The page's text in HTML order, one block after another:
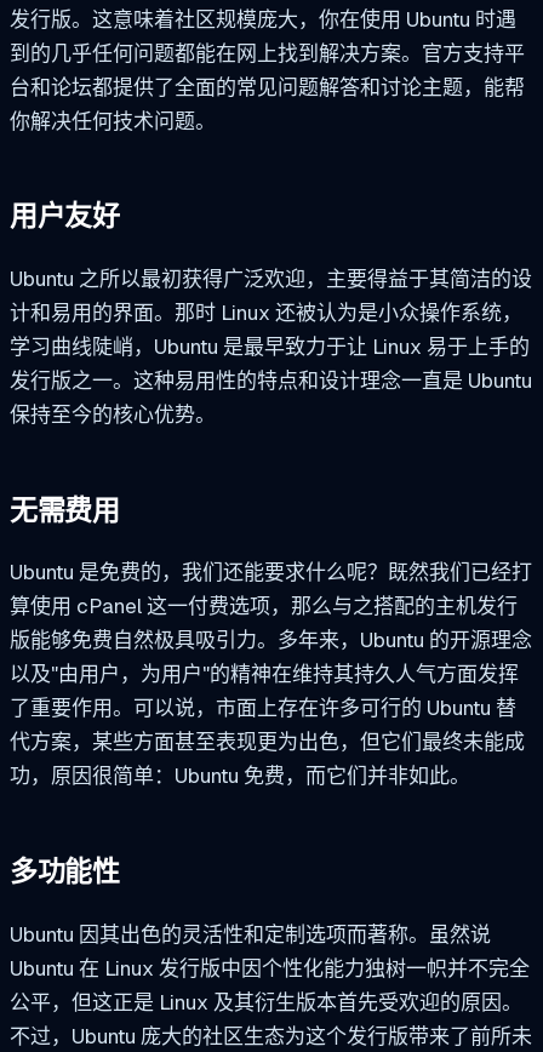
发行版。这意味着社区规模庞大，你在使用 Ubuntu 时遇
到的几乎任何问题都能在网上找到解决方案。官方支持平
台和论坛都提供了全面的常见问题解答和讨论主题，能帮
你解决任何技术问题。
用户友好
Ubuntu 之所以最初获得广泛欢迎，主要得益于其简洁的设
计和易用的界面。那时 Linux 还被认为是小众操作系统，
学习曲线陡峭，Ubuntu 是最早致力于让 Linux 易于上手的
发行版之一。这种易用性的特点和设计理念一直是 Ubuntu
保持至今的核心优势。
无需费用
Ubuntu 是免费的，我们还能要求什么呢？既然我们已经打
算使用 cPanel 这一付费选项，那么与之搭配的主机发行
版能够免费自然极具吸引力。多年来，Ubuntu 的开源理念
以及"由用户，为用户"的精神在维持其持久人气方面发挥
了重要作用。可以说，市面上存在许多可行的 Ubuntu 替
代方案，某些方面甚至表现更为出色，但它们最终未能成
功，原因很简单：Ubuntu 免费，而它们并非如此。
多功能性
Ubuntu 因其出色的灵活性和定制选项而著称。虽然说
Ubuntu 在 Linux 发行版中因个性化能力独树一帜并不完全
公平，但这正是 Linux 及其衍生版本首先受欢迎的原因。
不过，Ubuntu 庞大的社区生态为这个发行版带来了前所未